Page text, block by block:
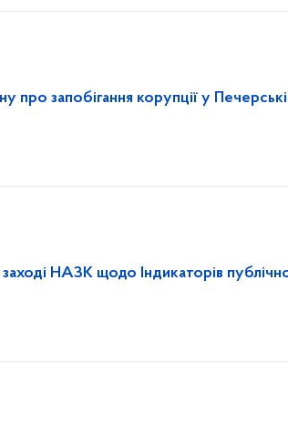
запобігання корупції у
НАЗК щодо Індикаторів